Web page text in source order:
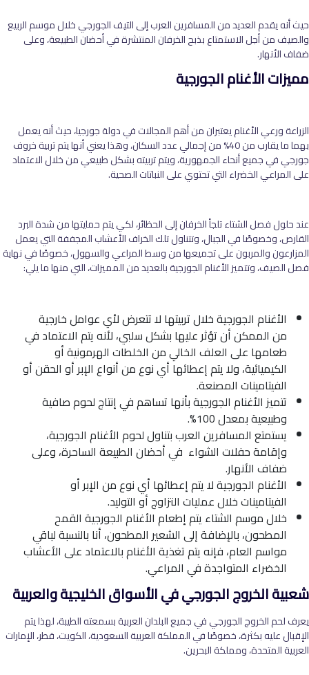
حيث أنه يقدم العديد من المسافرين العرب إلى التيف الجورجي خلال موسم الربيع
والصيف من أجل الاستمتاع بذبح الخرفان المنتشرة في أحضان الطبيعة، وعلى
ضفاف الأنهار.
مميزات الأغنام الجورجية
الزراعة ورعي الأغنام يعتبران من أهم المجالات في دولة جورجيا، حيث أنه يعمل
بهما ما يقارب من 40% من إجمالي عدد السكان، وهذا يعني أنها يتم تربية خروف
جورجي في جميع أنحاء الجمهورية، ويتم تربيته بشكل طبيعي من خلال الاعتماد
على المراعي الخضراء التي تحتوي على النباتات الصحية.
عند حلول فصل الشتاء تلجأ الخرفان إلى الحظائر، لكي يتم حمايتها من شدة البرد
القارص، وخصوصًا في الجبال، وتتناول تلك الخراف الأعشاب المجففة التي يعمل
المزارعون والمربون على تجميعها من وسط المراعي والسهول، خصوصًا في نهاية
فصل الصيف، وتتميز الأغنام الجورجية بالعديد من المميزات، التي منها ما يلي:
الأغنام الجورجية خلال تربيتها لا تتعرض لأي عوامل خارجية
من الممكن أن تؤثر عليها بشكل سلبي، لأنه يتم الاعتماد في
طعامها على العلف الخالي من الخلطات الهرمونية أو
الكيميائية، ولا يتم إعطائها أي نوع من أنواع الإبر أو الحقن أو
الفيتامينات المصنعة.
تتميز الأغنام الجورجية بأنها تساهم في إنتاج لحوم صافية
وطبيعية بمعدل 100%.
يستمتع المسافرين العرب بتناول لحوم الأغنام الجورجية،
وإقامة حفلات الشواء في أحضان الطبيعة الساحرة، وعلى
ضفاف الأنهار.
الأغنام الجورجية لا يتم إعطائها أي نوع من الإبر أو
الفيتامينات خلال عمليات التزاوج أو التوليد.
خلال موسم الشتاء يتم إطعام الأغنام الجورجية القمح
المطحون، بالإضافة إلى الشعير المطحون، أنا بالنسبة لباقي
مواسم العام، فإنه يتم تغذية الأغنام بالاعتماد على الأعشاب
الخضراء المتواجدة في المراعي.
شعبية الخروج الجورجي في الأسواق الخليجية والعربية
يعرف لحم الخروج الجورجي في جميع البلدان العربية بسمعته الطيبة، لهذا يتم
الإقبال عليه بكثرة، خصوصًا في المملكة العربية السعودية، الكويت، قطر، الإمارات
العربية المتحدة، ومملكة البحرين.